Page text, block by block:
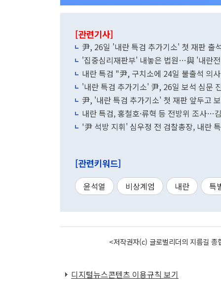
[관련기사]
尹, 26일 '내란 특검 추가기소' 첫 재판
'집중심리재판부' 내놓은 법원…與 '내란
내란 특검 "尹, 구치소에 24일 불출석 의
'내란 특검 추가기소' 尹, 26일 보석 심문
尹, '내란 특검 추가기소' 첫 재판 앞두고
내란 특검, 홍철호·류혁 등 전방위 조사…
'尹 석방 지휘' 심우정 전 검찰총장, 내란
[관련키워드]
윤석열 비상계엄 내란 특
<저작권자(c) 글로벌리더의 지름길
디지털뉴스콘텐츠 이용규칙 보기